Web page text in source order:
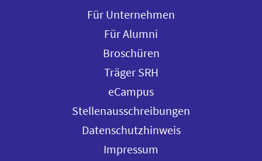
Für Unternehmen
Für Alumni
Broschüren
Träger SRH
eCampus
Stellenausschreibungen
Datenschutzhinweis
Impressum